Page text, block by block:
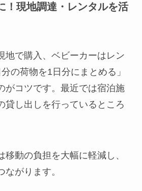
！現地調達・レンタルを活
地で購入、ベビーカーはレン
の荷物を1日分にまとめる」
がコツです。最近では宿泊施
貸し出しを行っているところ
動の負担を大幅に軽減し、
がります。